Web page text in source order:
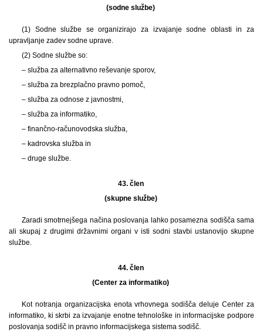
(sodne službe)
(1) Sodne službe se organizirajo za izvajanje sodne oblasti in za
upravljanje zadev sodne uprave.
(2) Sodne službe so:
– služba za alternativno reševanje sporov,
– služba za brezplačno pravno pomoč,
– služba za odnose z javnostmi,
– služba za informatiko,
– finančno-računovodska služba,
– kadrovska služba in
– druge službe.
43. člen
(skupne službe)
Zaradi smotrnejšega načina poslovanja lahko posamezna sodišča sama
ali skupaj z drugimi državnimi organi v isti sodni stavbi ustanovijo skupne
službe.
44. člen
(Center za informatiko)
Kot notranja organizacijska enota vrhovnega sodišča deluje Center za
informatiko, ki skrbi za izvajanje enotne tehnološke in informacijske podpore
poslovanja sodišč in pravno informacijskega sistema sodišč.